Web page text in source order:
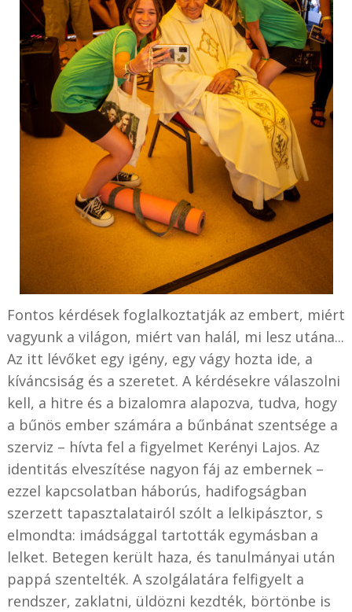
Fontos kérdések foglalkoztatják az embert, miért
vagyunk a világon, miért van halál, mi lesz utána...
Az itt lévőket egy igény, egy vágy hozta ide, a
kíváncsiság és a szeretet. A kérdésekre válaszolni
kell, a hitre és a bizalomra alapozva, tudva, hogy
a bűnös ember számára a bűnbánat szentsége a
szerviz – hívta fel a figyelmet Kerényi Lajos. Az
identitás elveszítése nagyon fáj az embernek –
ezzel kapcsolatban háborús, hadifogságban
szerzett tapasztalatairól szólt a lelkipásztor, s
elmondta: imádsággal tartották egymásban a
lelket. Betegen került haza, és tanulmányai után
pappá szentelték. A szolgálatára felfigyelt a
rendszer, zaklatni, üldözni kezdték, börtönbe is